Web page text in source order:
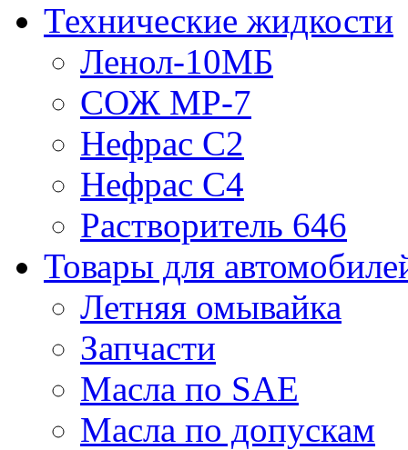
Технические жидкости
Ленол-10МБ
СОЖ МР-7
Нефрас С2
Нефрас С4
Растворитель 646
Товары для
Летняя омывайка
Запчасти
Масла по SAE
Масла по допускам